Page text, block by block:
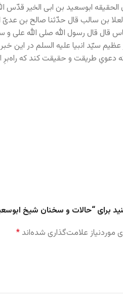
الحقیقه ابوسعید بن ابی الخیر قدّس
بن سالب قال حدّثنا صالح بن
قال رسول الله صلی الله علی و سلّم
سیّد انبیا علیه السلم در این
دعویِ طریقت و حقیقت کند که
برای “حالات و سخنان شیخ
علامت‌گذاری شده‌اند *